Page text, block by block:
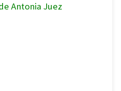
Antonia Juez